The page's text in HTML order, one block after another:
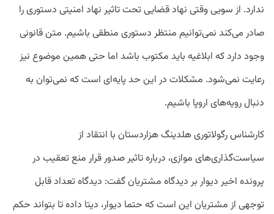
ندارد. از سویی وقتی نهاد قضایی تحت تاثیر نهاد امنیتی دستوری را
صادر می‌کند نمی‌توانیم منتظر دستوری منطقی باشیم. متن قانونی
وجود دارد که ابلاغیه باید مکتوب باشد اما حتی همین موضوع نیز
رعایت نمی‌شود. مشکلات در این حد پایه‌ای است که نمی‌توان به
دنبال رویه‌های اروپا باشیم.
کارشناس رگولاتوری هلدینگ هزاردستان با انتقاد از
سیاست‌گذاری‌های موازی، درباره تاثیر صدور قرار منع تعقیب در
پرونده اخیر دیوار بر دیدگاه مشتریان گفت: دیدگاه تعداد قابل
توجهی از مشتریان این است که حتما دیوار، دیتا داده تا بتواند حکم